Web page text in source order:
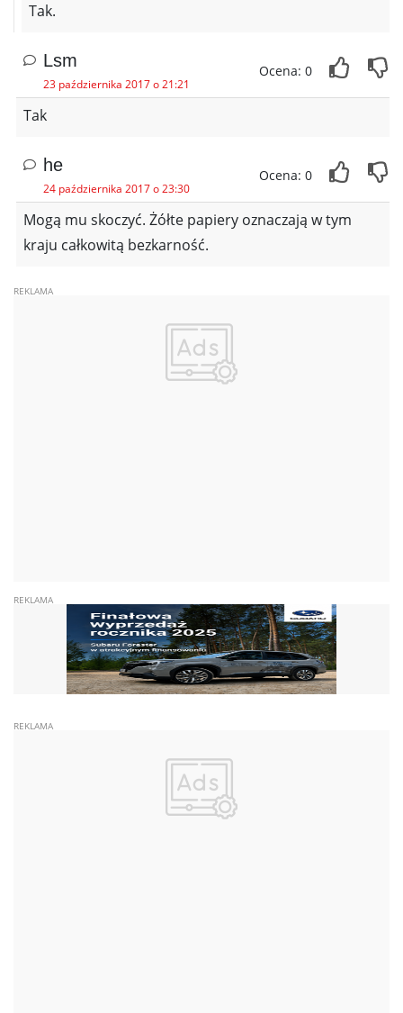
Tak.
Lsm
23 października 2017 o 21:21
Ocena: 0
Tak
he
24 października 2017 o 23:30
Ocena: 0
Mogą mu skoczyć. Żółte papiery oznaczają w tym
kraju całkowitą bezkarność.